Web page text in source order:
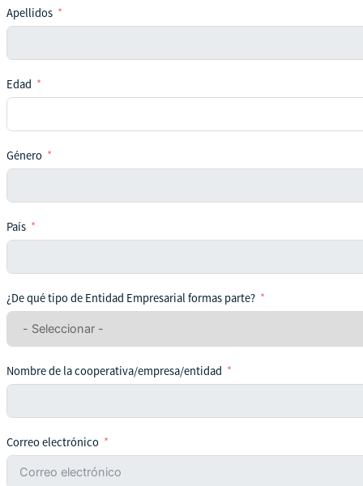
Apellidos
Edad
Género
País
¿De qué tipo de Entidad Empresarial formas parte?
Nombre de la cooperativa/empresa/entidad
Correo electrónico